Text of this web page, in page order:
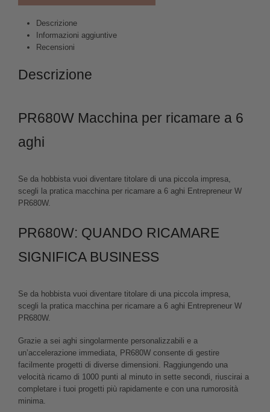
Descrizione
Informazioni aggiuntive
Recensioni
Descrizione
PR680W Macchina per ricamare a 6
aghi
Se da hobbista vuoi diventare titolare di una piccola impresa,
scegli la pratica macchina per ricamare a 6 aghi Entrepreneur W
PR680W.
PR680W: QUANDO RICAMARE
SIGNIFICA BUSINESS
Se da hobbista vuoi diventare titolare di una piccola impresa,
scegli la pratica macchina per ricamare a 6 aghi Entrepreneur W
PR680W.
Grazie a sei aghi singolarmente personalizzabili e a
un’accelerazione immediata, PR680W consente di gestire
facilmente progetti di diverse dimensioni. Raggiungendo una
velocità ricamo di 1000 punti al minuto in sette secondi, riuscirai a
completare i tuoi progetti più rapidamente e con una rumorosità
minima.